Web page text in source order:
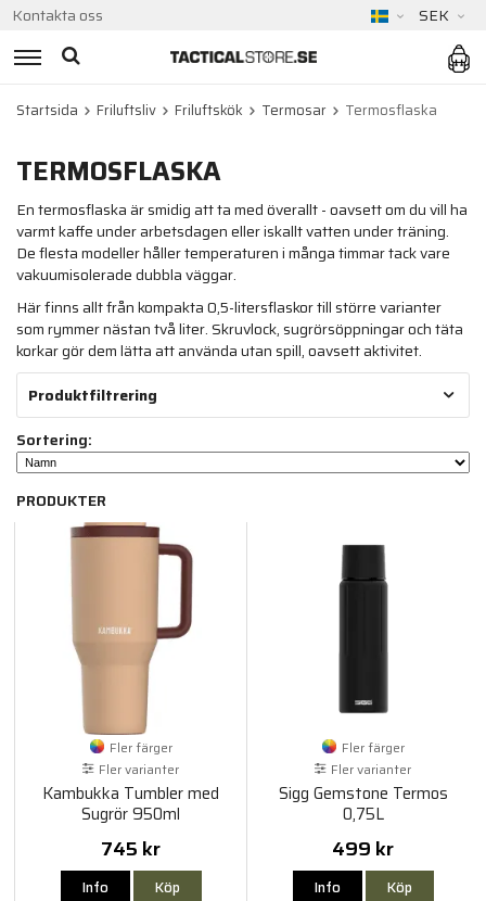
Kontakta oss SEK
Startsida Friluftsliv Friluftskök Termosar Termosflaska
TERMOSFLASKA
En termosflaska är smidig att ta med överallt - oavsett om du vill ha
varmt kaffe under arbetsdagen eller iskallt vatten under träning.
De flesta modeller håller temperaturen i många timmar tack vare
vakuumisolerade dubbla väggar.
Här finns allt från kompakta 0,5-litersflaskor till större varianter
som rymmer nästan två liter. Skruvlock, sugrörsöppningar och täta
korkar gör dem lätta att använda utan spill, oavsett aktivitet.
Produktfiltrering
Sortering:
PRODUKTER
Fler färger
Fler varianter
Kambukka Tumbler med
Sugrör 950ml
745 kr
Info Köp
Fler färger
Fler varianter
Sigg Gemstone Termos
0,75L
499 kr
Info Köp